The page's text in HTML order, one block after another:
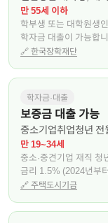
만 55세 이하
학부생 또는 대학원생
학자금 대출이 가능합
🔗한국장학재단
학자금·대출
보증금 대출 가능
중소기업취업청년
만 19~34세
중소·중견기업 재직
금리 1.5% (2024년부
🔗주택도시기금